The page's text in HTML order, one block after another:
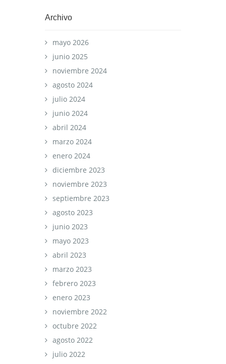
Archivo
mayo 2026
junio 2025
noviembre 2024
agosto 2024
julio 2024
junio 2024
abril 2024
marzo 2024
enero 2024
diciembre 2023
noviembre 2023
septiembre 2023
agosto 2023
junio 2023
mayo 2023
abril 2023
marzo 2023
febrero 2023
enero 2023
noviembre 2022
octubre 2022
agosto 2022
julio 2022